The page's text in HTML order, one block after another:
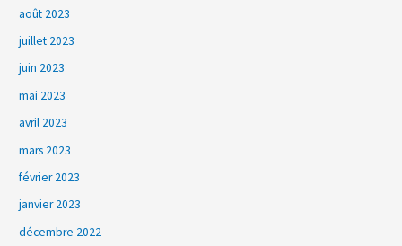
août 2023
juillet 2023
juin 2023
mai 2023
avril 2023
mars 2023
février 2023
janvier 2023
décembre 2022